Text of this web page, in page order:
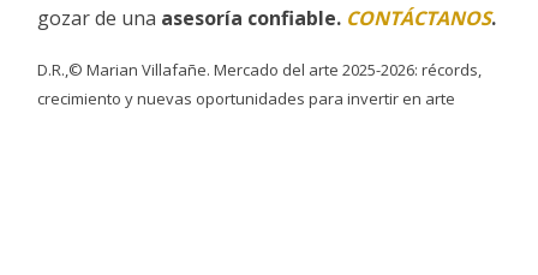
gozar de una asesoría confiable. CONTÁCTANOS.
D.R.,© Marian Villafañe. Mercado del arte 2025-2026: récords,
crecimiento y nuevas oportunidades para invertir en arte